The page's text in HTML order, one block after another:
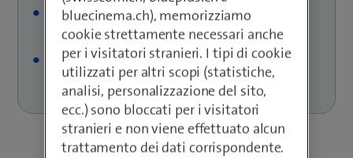
Operatività IT completamente centralizzata e a
prova di futuro
Modernizzazione dell’infrastruttura IT in tutte le
sedi
bluecinema.ch), memorizziamo
cookie strettamente necessari anche
per i visitatori stranieri. I tipi di cookie
utilizzati per altri scopi (statistiche,
analisi, personalizzazione del sito,
ecc.) sono bloccati per i visitatori
stranieri e non viene effettuato alcun
trattamento dei dati corrispondente.